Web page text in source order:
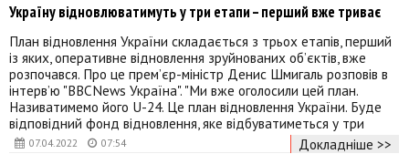
07.04.2022 07:54
Україну відновлюватимуть у три етапи – перший вже триває
План відновлення України складається з трьох етапів, перший
із яких, оперативне відновлення зруйнованих об’єктів, вже
розпочався. Про це прем’єр-міністр Денис Шмигаль розповів в
інтерв’ю "ВВСNews Україна". "Ми вже оголосили цей план.
Називатимемо його U-24. Це план відновлення України. Буде
відповідний фонд відновлення, яке відбуватиметься у три
Докладніше >>